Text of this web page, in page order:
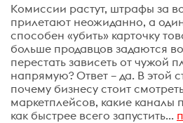
Комиссии растут, штрафы за
прилетают неожиданно, а
способен «убить» карточку
больше продавцов задаются
перестать зависеть от чужой
напрямую? Ответ – да. В этой
почему бизнесу стоит
маркетплейсов, какие каналы
как быстрее всего запустить...